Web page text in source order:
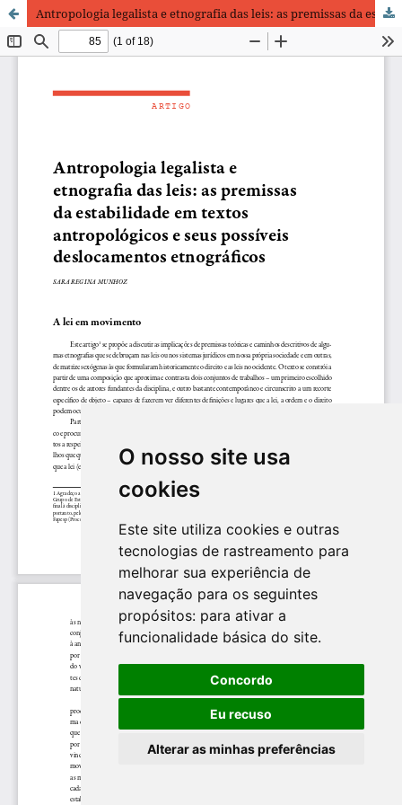
O nosso site usa
cookies
Este site utiliza cookies e outras
tecnologias de rastreamento para
melhorar sua experiência de
navegação para os seguintes
propósitos: para ativar a
funcionalidade básica do site.
Concordo
Eu recuso
Alterar as minhas preferências
Antropologia legalista e etnografia das leis: as premissas da estabilidade em textos antropológicos e seus possíveis deslocamentos etnográficos